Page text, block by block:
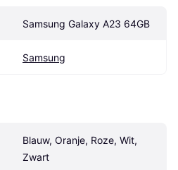
Samsung Galaxy A23 64GB
Samsung
Blauw, Oranje, Roze, Wit,
Zwart